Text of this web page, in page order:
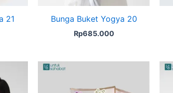
21 Bunga Buket Yogya 20
Rp685.000